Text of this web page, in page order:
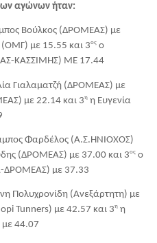
των αγώνων ήταν:
Βούλκος (ΔΡΟΜΕΑΣ) με
(ΟΜΓ) με 15.55 και 3ος ο
ΚΑΣΣΙΜΗΣ) ΜΕ 17.44
Γιαλαματζή (ΔΡΟΜΕΑΣ) με
με 22.14 και 3η η Ευγενία
Φαρδέλος (Α.Σ.ΗΝΙΟΧΟΣ)
(ΔΡΟΜΕΑΣ) με 37.00 και 3ος ο
ΔΡΟΜΕΑΣ) με 37.33
Πολυχρονίδη (Ανεξάρτητη) με
Tunners) με 42.57 και 3η η
44.07